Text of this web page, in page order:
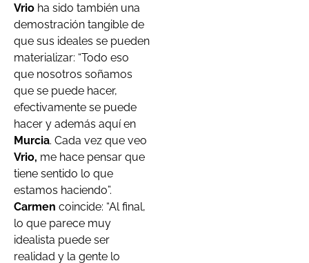
Vrio ha sido también una
demostración tangible de
que sus ideales se pueden
materializar: “Todo eso
que nosotros soñamos
que se puede hacer,
efectivamente se puede
hacer y además aquí en
Murcia. Cada vez que veo
Vrio, me hace pensar que
tiene sentido lo que
estamos haciendo”.
Carmen coincide: “Al final,
lo que parece muy
idealista puede ser
realidad y la gente lo